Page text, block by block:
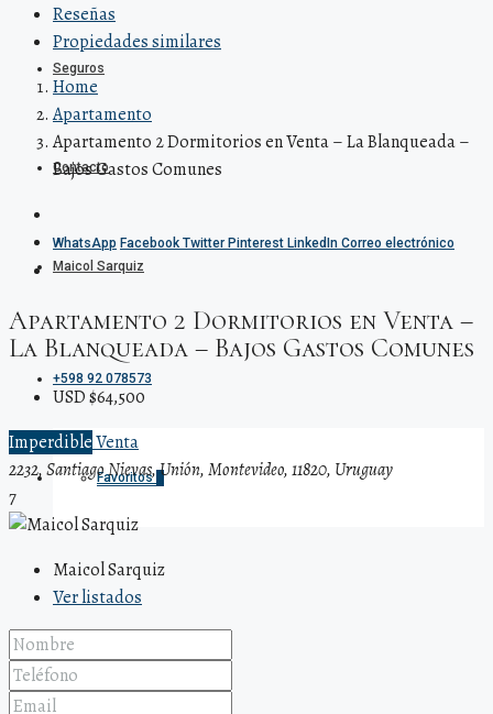
Seguros
Contacto
Maicol Sarquiz
+598 92 078573
Favoritos 0
Reseñas
Propiedades similares
Home
Apartamento
Apartamento 2 Dormitorios en Venta – La Blanqueada –
Bajos Gastos Comunes
WhatsApp Facebook Twitter Pinterest LinkedIn Correo electrónico
Apartamento 2 Dormitorios en Venta –
La Blanqueada – Bajos Gastos Comunes
USD $64,500
ImperdibleVenta
2232, Santiago Nievas, Unión, Montevideo, 11820, Uruguay
7
Maicol Sarquiz
Ver listados